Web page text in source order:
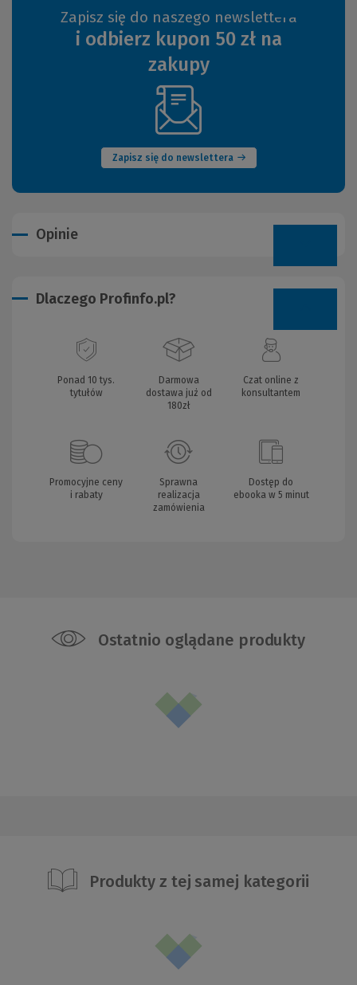
Zapisz się do naszego newslettera
i odbierz kupon 50 zł na
zakupy
Zapisz się do newslettera
(Nowe
okno)
Opinie
Dlaczego Profinfo.pl?
Ponad 10 tys.
tytułów
Darmowa
dostawa już od
180zł
Czat online z
konsultantem
Promocyjne ceny
i rabaty
Sprawna
realizacja
zamówienia
Dostęp do
ebooka w 5 minut
Ostatnio oglądane produkty
Produkty z tej samej kategorii